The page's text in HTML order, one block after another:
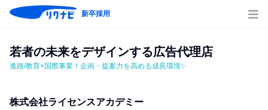
新卒採用
若者の未来をデザインする広告代理店
進路/教育×国際事業！企画・提案力を高める成長環境✨
株式会社ライセンスアカデミー